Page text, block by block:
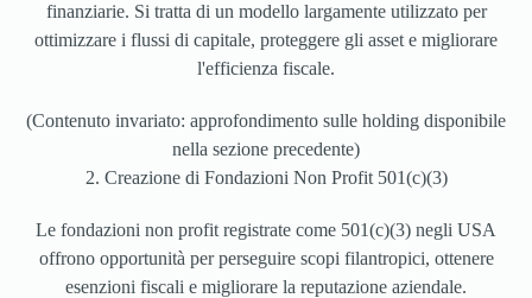
finanziarie. Si tratta di un modello largamente utilizzato per
ottimizzare i flussi di capitale, proteggere gli asset e migliorare
l'efficienza fiscale.
(Contenuto invariato: approfondimento sulle holding disponibile
nella sezione precedente)
2. Creazione di Fondazioni Non Profit 501(c)(3)
Le fondazioni non profit registrate come 501(c)(3) negli USA
offrono opportunità per perseguire scopi filantropici, ottenere
esenzioni fiscali e migliorare la reputazione aziendale.